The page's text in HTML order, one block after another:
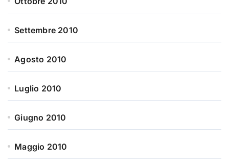
Settembre 2010
Agosto 2010
Luglio 2010
Giugno 2010
Maggio 2010